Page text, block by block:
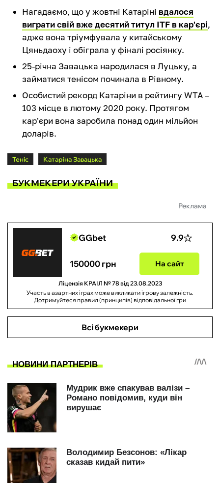
Нагадаємо, що у жовтні Катаріні вдалося
виграти свій вже десятий титул ITF в кар'єрі,
адже вона тріумфувала у китайському
Цяньдаоху і обіграла у фіналі росіянку.
25-річна Завацька народилася в Луцьку, а
займатися тенісом починала в Рівному.
Особистий рекорд Катаріни в рейтингу WTA –
103 місце в лютому 2020 року. Протягом
кар'єри вона заробила понад один мільйон
доларів.
Теніс Катаріна Завацька
БУКМЕКЕРИ УКРАЇНИ
Реклама
GGbet 9.9
150000 грн На сайт
Ліцензія КРАІЛ № 78 від 23.08.2023
Участь в азартних іграх може викликати ігрову залежність.
Дотримуйтеся правил (принципів) відповідальної гри
Всі букмекери